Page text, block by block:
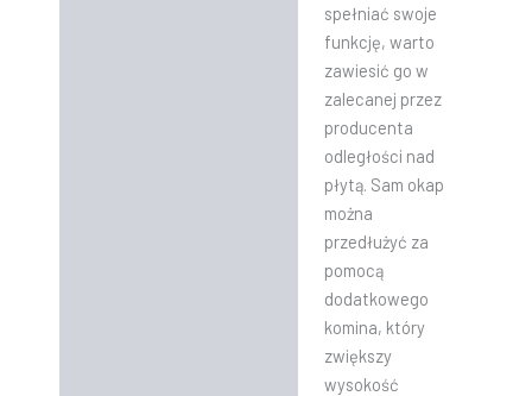
spełniać swoje
funkcję, warto
zawiesić go w
zalecanej przez
producenta
odległości nad
płytą. Sam okap
można
przedłużyć za
pomocą
dodatkowego
komina, który
zwiększy
wysokość